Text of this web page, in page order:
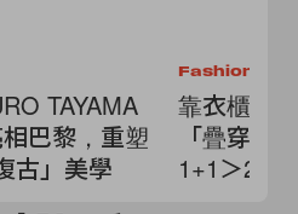
TAYAMA
巴黎，重塑
古」美學
Fashion
靠衣櫃必
「疊穿技
1+1＞2